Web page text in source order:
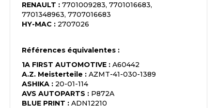
RENAULT : 7701009283, 7701016683,
7701348963, 7707016683
HY-MAC : 2707026
Références équivalentes :
1A FIRST AUTOMOTIVE : A60442
A.Z. Meisterteile : AZMT-41-030-1389
ASHIKA : 20-01-114
AVS AUTOPARTS : P872A
BLUE PRINT : ADN12210